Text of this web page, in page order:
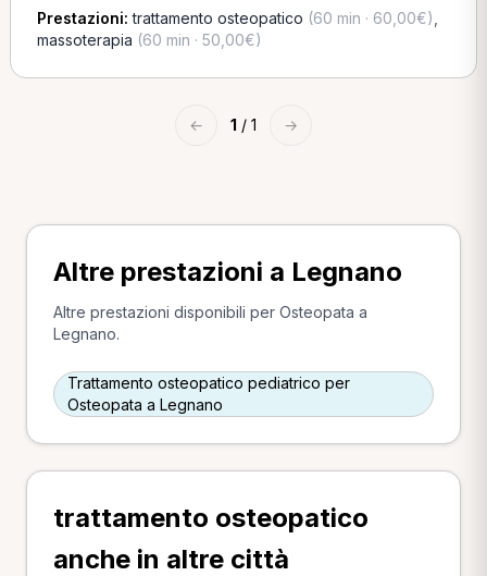
Prestazioni:trattamento osteopatico (60 min · 60,00€)
massoterapia (60 min · 50,00€)
← 1 / 1 →
Altre prestazioni a Legnano
Altre prestazioni disponibili per Osteopata a
Legnano.
Trattamento osteopatico pediatrico per
Osteopata a Legnano
trattamento osteopatico
anche in altre città